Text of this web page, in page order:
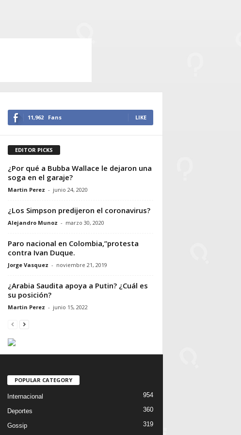
11,962 Fans LIKE
EDITOR PICKS
¿Por qué a Bubba Wallace le dejaron una
soga en el garaje?
Martin Perez - junio 24, 2020
¿Los Simpson predijeron el coronavirus?
Alejandro Munoz - marzo 30, 2020
Paro nacional en Colombia,”protesta
contra Ivan Duque.
Jorge Vasquez - noviembre 21, 2019
¿Arabia Saudita apoya a Putin? ¿Cuál es
su posición?
Martin Perez - junio 15, 2022
POPULAR CATEGORY
Internacional 954
Deportes 360
Gossip
319